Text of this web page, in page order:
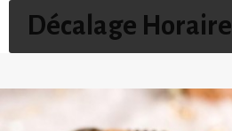
contenu
Décalage Horaire